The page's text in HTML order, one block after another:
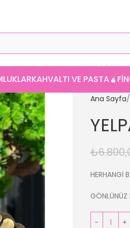
KAHVALTI VE PASTA
Ana Sayfa
₺
HERHANGİ
GÖNLÜNÜZ